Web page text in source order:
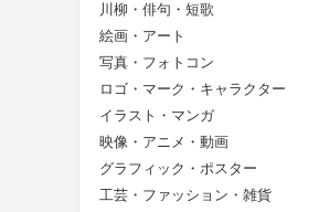
川柳・俳句・短歌
絵画・アート
写真・フォトコン
ロゴ・マーク・キャラクター
イラスト・マンガ
映像・アニメ・動画
グラフィック・ポスター
工芸・ファッション・雑貨